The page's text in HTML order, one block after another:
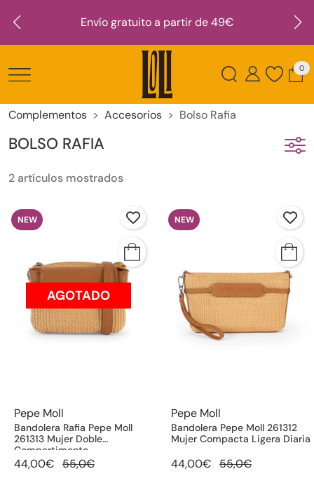
Envío gratuito a partir de 49€
0
Complementos Accesorios Bolso Rafia
BOLSO RAFIA
2 artículos mostrados
NEW
AGOTADO
Pepe Moll
Bandolera Rafia Pepe Moll
261313 Mujer Doble
Compartimento
44,00€ 55,0€
NEW
Pepe Moll
Bandolera Pepe Moll 261312
Mujer Compacta Ligera Diaria
44,00€ 55,0€